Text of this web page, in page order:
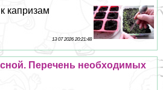
капризам
13 07 2026 20:21:48
Перечень необходимых